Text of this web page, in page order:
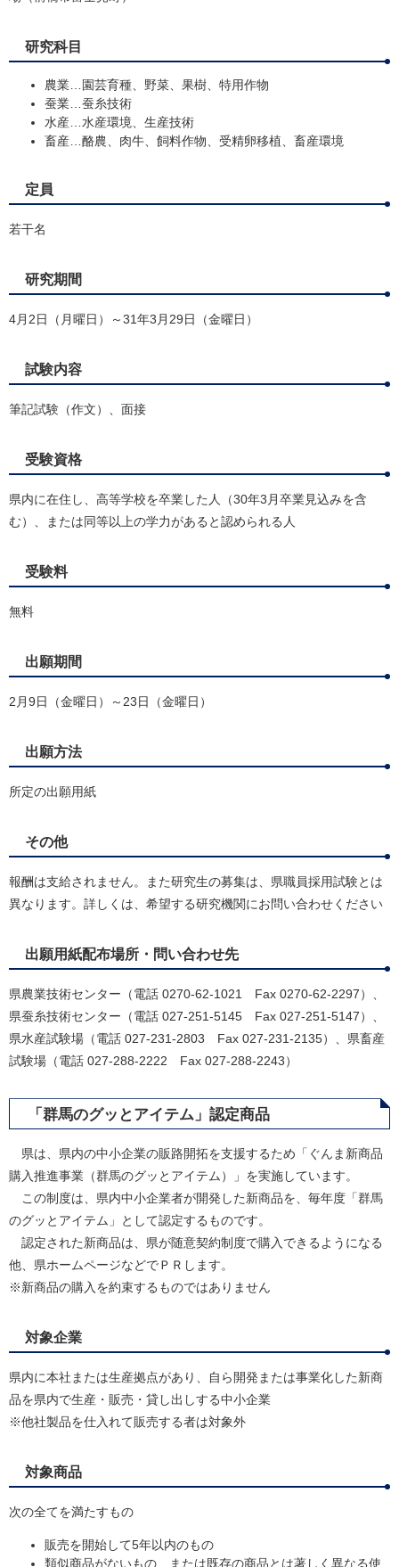
研究科目
農業…園芸育種、野菜、果樹、特用作物
蚕業…蚕糸技術
水産…水産環境、生産技術
畜産…酪農、肉牛、飼料作物、受精卵移植、畜産環境
定員
若干名
研究期間
4月2日（月曜日）～31年3月29日（金曜日）
試験内容
筆記試験（作文）、面接
受験資格
県内に在住し、高等学校を卒業した人（30年3月卒業見込みを含
む）、または同等以上の学力があると認められる人
受験料
無料
出願期間
2月9日（金曜日）～23日（金曜日）
出願方法
所定の出願用紙
その他
報酬は支給されません。また研究生の募集は、県職員採用試験とは
異なります。詳しくは、希望する研究機関にお問い合わせください
出願用紙配布場所・問い合わせ先
県農業技術センター（電話 0270-62-1021 Fax 0270-62-2297）、
県蚕糸技術センター（電話 027-251-5145 Fax 027-251-5147）、
県水産試験場（電話 027-231-2803 Fax 027-231-2135）、県畜産
試験場（電話 027-288-2222 Fax 027-288-2243）
「群馬のグッとアイテム」認定商品
県は、県内の中小企業の販路開拓を支援するため「ぐんま新商品
購入推進事業（群馬のグッとアイテム）」を実施しています。
この制度は、県内中小企業者が開発した新商品を、毎年度「群馬
のグッとアイテム」として認定するものです。
認定された新商品は、県が随意契約制度で購入できるようになる
他、県ホームページなどでＰＲします。
※新商品の購入を約束するものではありません
対象企業
県内に本社または生産拠点があり、自ら開発または事業化した新商
品を県内で生産・販売・貸し出しする中小企業
※他社製品を仕入れて販売する者は対象外
対象商品
次の全てを満たすもの
販売を開始して5年以内のもの
類似商品がないもの、または既存の商品とは著しく異なる使